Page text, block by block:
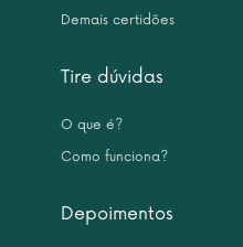
Demais certidões
Tire dúvidas
O que é?
Como funciona?
Depoimentos